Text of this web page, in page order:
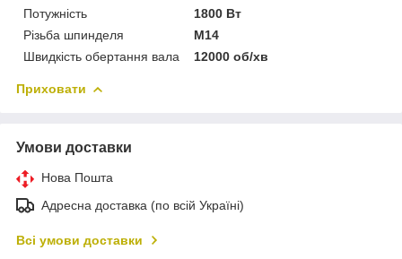
Потужність
1800 Вт
Різьба шпинделя
M14
Швидкість обертання вала
12000 об/хв
Приховати
Умови доставки
Нова Пошта
Адресна доставка (по всій Україні)
Всі умови доставки